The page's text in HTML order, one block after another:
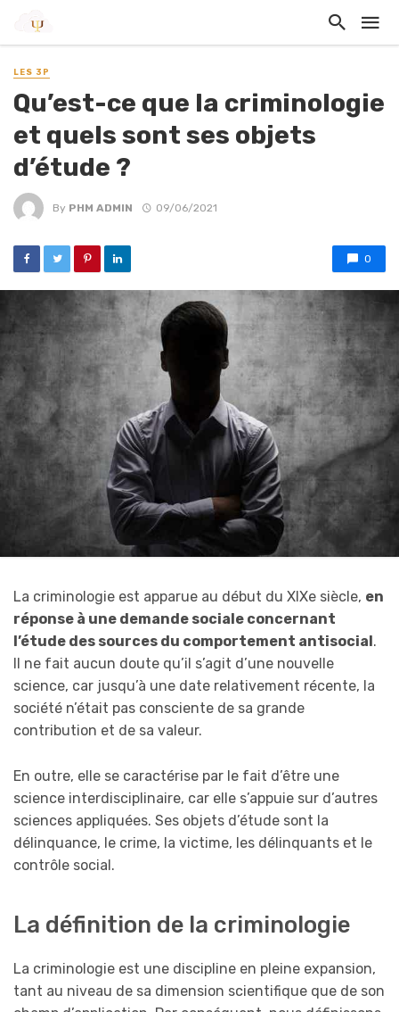
LES 3P
Qu’est-ce que la criminologie
et quels sont ses objets
d’étude ?
By PHM ADMIN 09/06/2021
0
La criminologie est apparue au début du XIXe siècle, en
réponse à une demande sociale concernant
l’étude des sources du comportement antisocial .
Il ne fait aucun doute qu’il s’agit d’une nouvelle
science, car jusqu’à une date relativement récente, la
société n’était pas consciente de sa grande
contribution et de sa valeur.
En outre, elle se caractérise par le fait d’être une
science interdisciplinaire, car elle s’appuie sur d’autres
sciences appliquées. Ses objets d’étude sont la
délinquance, le crime, la victime, les délinquants et le
contrôle social.
La définition de la criminologie
La criminologie est une discipline en pleine expansion,
tant au niveau de sa dimension scientifique que de son